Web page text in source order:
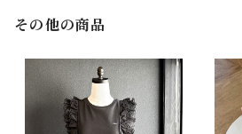
その他の商品